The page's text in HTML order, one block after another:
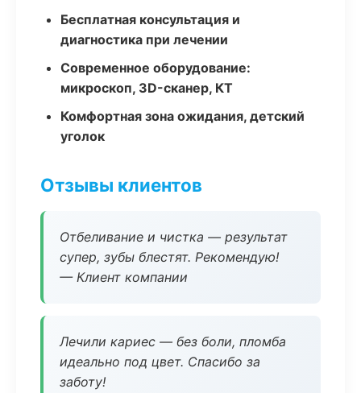
Бесплатная консультация и
диагностика при лечении
Современное оборудование:
микроскоп, 3D-сканер, КТ
Комфортная зона ожидания, детский
уголок
Отзывы клиентов
Отбеливание и чистка — результат
супер, зубы блестят. Рекомендую!
— Клиент компании
Лечили кариес — без боли, пломба
идеально под цвет. Спасибо за
заботу!